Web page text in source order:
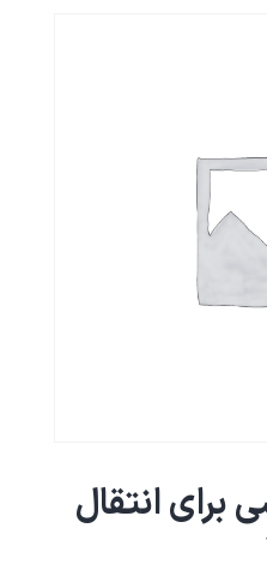
برای انتقال